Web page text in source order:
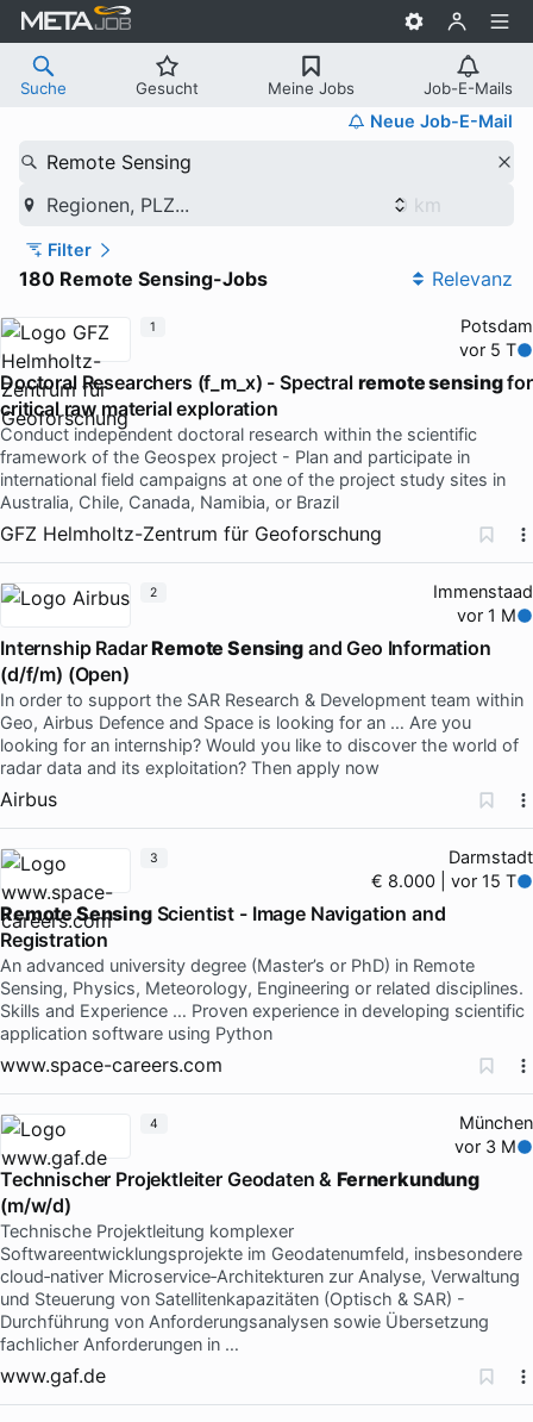
Suche Gesucht Meine Jobs Job-E-Mails
Neue Job-E-Mail
Remote Sensing
Regionen, PLZ...
Filter
180 Remote Sensing-Jobs Relevanz
Potsdam
vor 5 T
Doctoral Researchers (f_m_x) - Spectral remote sensingfor
critical raw material exploration
Conduct independent doctoral research within the scientific
framework of the Geospex project - Plan and participate in
international field campaigns at one of the project study sites in
Australia, Chile, Canada, Namibia, or Brazil
GFZ Helmholtz-Zentrum für Geoforschung
1
Immenstaad
vor 1 M
Internship RadarRemote Sensing and Geo Information
(d/f/m) (Open)
In order to support the SAR Research & Development team within
Geo, Airbus Defence and Space is looking for an … Are you
looking for an internship? Would you like to discover the world of
radar data and its exploitation? Then apply now
Airbus
2
Darmstadt
€ 8.000 | vor 15 T
Remote SensingScientist - Image Navigation and
Registration
An advanced university degree (Master’s or PhD) in Remote
Sensing, Physics, Meteorology, Engineering or related disciplines.
Skills and Experience … Proven experience in developing scientific
application software using Python
www.space-careers.com
3
München
vor 3 M
Technischer Projektleiter Geodaten &Fernerkundung
(m/w/d)
Technische Projektleitung komplexer
Softwareentwicklungsprojekte im Geodatenumfeld, insbesondere
cloud‑nativer Microservice‑Architekturen zur Analyse, Verwaltung
und Steuerung von Satellitenkapazitäten (Optisch & SAR) -
Durchführung von Anforderungsanalysen sowie Übersetzung
fachlicher Anforderungen in …
www.gaf.de
4